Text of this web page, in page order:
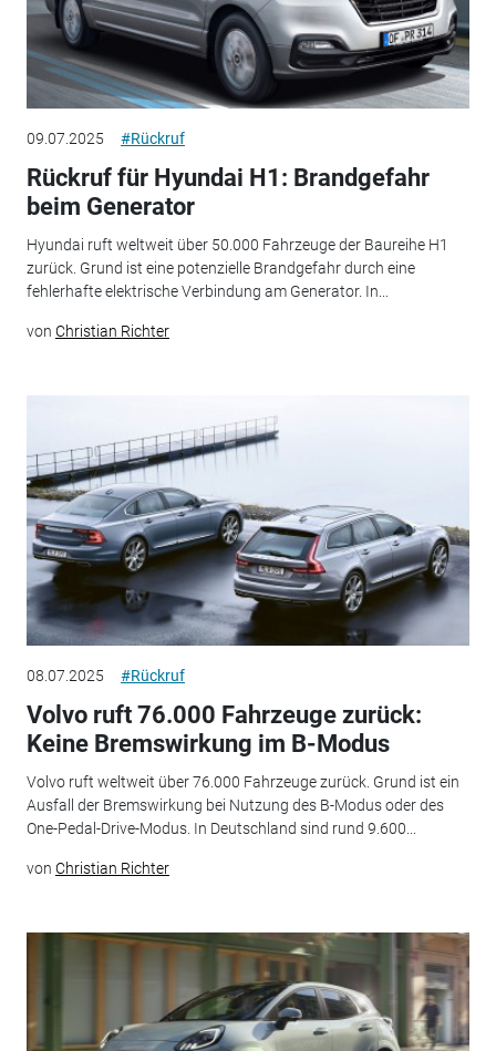
09.07.2025 #Rückruf
Rückruf für Hyundai H1: Brandgefahr
beim Generator
Hyundai ruft weltweit über 50.000 Fahrzeuge der Baureihe H1
zurück. Grund ist eine potenzielle Brandgefahr durch eine
fehlerhafte elektrische Verbindung am Generator. In...
von Christian Richter
08.07.2025 #Rückruf
Volvo ruft 76.000 Fahrzeuge zurück:
Keine Bremswirkung im B-Modus
Volvo ruft weltweit über 76.000 Fahrzeuge zurück. Grund ist ein
Ausfall der Bremswirkung bei Nutzung des B-Modus oder des
One-Pedal-Drive-Modus. In Deutschland sind rund 9.600...
von Christian Richter